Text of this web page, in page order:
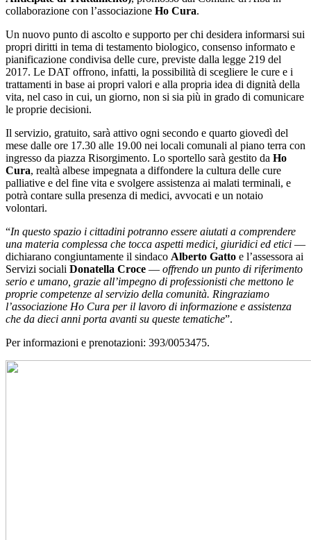
collaborazione con l’associazione Ho Cura.
Un nuovo punto di ascolto e supporto per chi desidera informarsi sui
propri diritti in tema di testamento biologico, consenso informato e
pianificazione condivisa delle cure, previste dalla legge 219 del
2017. Le DAT offrono, infatti, la possibilità di scegliere le cure e i
trattamenti in base ai propri valori e alla propria idea di dignità della
vita, nel caso in cui, un giorno, non si sia più in grado di comunicare
le proprie decisioni.
Il servizio, gratuito, sarà attivo ogni secondo e quarto giovedì del
mese dalle ore 17.30 alle 19.00 nei locali comunali al piano terra con
ingresso da piazza Risorgimento. Lo sportello sarà gestito da Ho
Cura, realtà albese impegnata a diffondere la cultura delle cure
palliative e del fine vita e svolgere assistenza ai malati terminali, e
potrà contare sulla presenza di medici, avvocati e un notaio
volontari.
“In questo spazio i cittadini potranno essere aiutati a comprendere
una materia complessa che tocca aspetti medici, giuridici ed etici —
dichiarano congiuntamente il sindaco Alberto Gatto e l’assessora ai
Servizi sociali Donatella Croce — offrendo un punto di riferimento
serio e umano, grazie all’impegno di professionisti che mettono le
proprie competenze al servizio della comunità. Ringraziamo
l’associazione Ho Cura per il lavoro di informazione e assistenza
che da dieci anni porta avanti su queste tematiche”.
Per informazioni e prenotazioni: 393/0053475.